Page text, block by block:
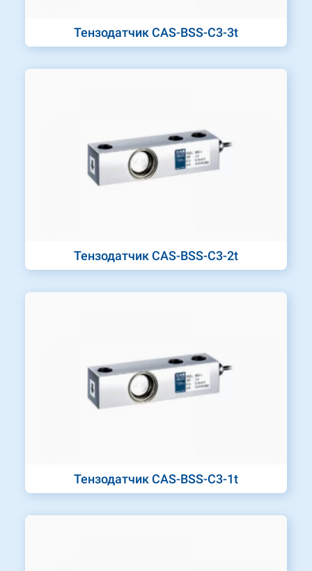
Тензодатчик CAS-BSS-C3-3t
Тензодатчик CAS-BSS-C3-2t
Тензодатчик CAS-BSS-C3-1t